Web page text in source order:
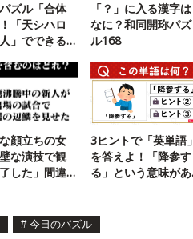
ズル「合体
「天シハロ
」でできる
「？」に入る漢字は
なに？和同開珎パズ
ル168
な顔立ちの女
な演技で観
した」間違
3ヒントで「英単語」
を答えよ！「降参す
る」という意味があ
# 今日のパズル